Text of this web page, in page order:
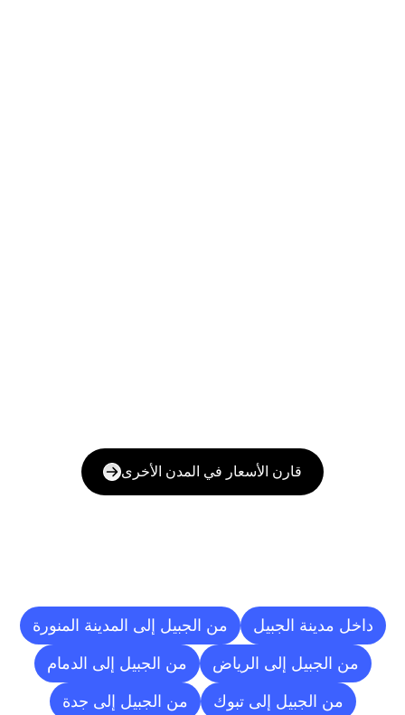
قارن الأسعار في المدن الأخرى
داخل مدينة الجبيل من الجبيل إلى المدينة المنورة
من الجبيل إلى الرياض من الجبيل إلى الدمام
من الجبيل إلى تبوك من الجبيل إلى جدة